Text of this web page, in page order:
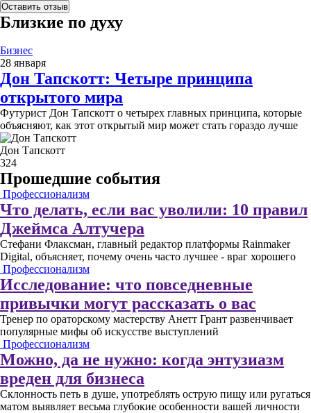
Оставить отзыв
Близкие по духу
Бизнес
28 января
Дон Тапскотт: Четыре принципа
открытого мира
Футурист Дон Тапскотт о четырех главных принципа, которые
объясняют, как этот открытый мир может стать гораздо лучше
Дон Тапскотт
324
Прошедшие события
Профессионализм
Что делать, если вас уволили: 10 правил
Джеймса Алтучера
Стефани Флаксман, главный редактор платформы Rainmaker
Digital, объясняет, почему очень часто лучшее - враг хорошего
Профессионализм
Исследование: что повседневные
привычки могут рассказать о вас
Тренер по ораторскому мастерству Анетт Грант развенчивает
популярные мифы об искусстве выступлений
Профессионализм
Можно, да не нужно: когда энтузиазм
вреден для бизнеса
Склонность петь в душе, употреблять острую пищу или ругаться
матом выявляет весьма глубокие особенности вашей личности